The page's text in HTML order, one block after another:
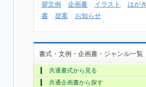
拶文例
企画書 イラスト はがき
書
提案 お知らせ
書式・文例・企画書・ジャンル一覧
共通書式から見る
共通企画書から探す